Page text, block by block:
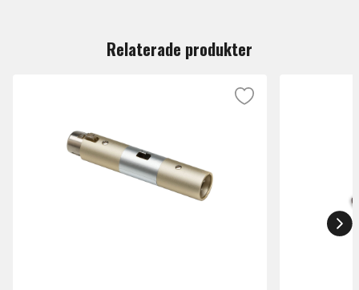
Relaterade produkter